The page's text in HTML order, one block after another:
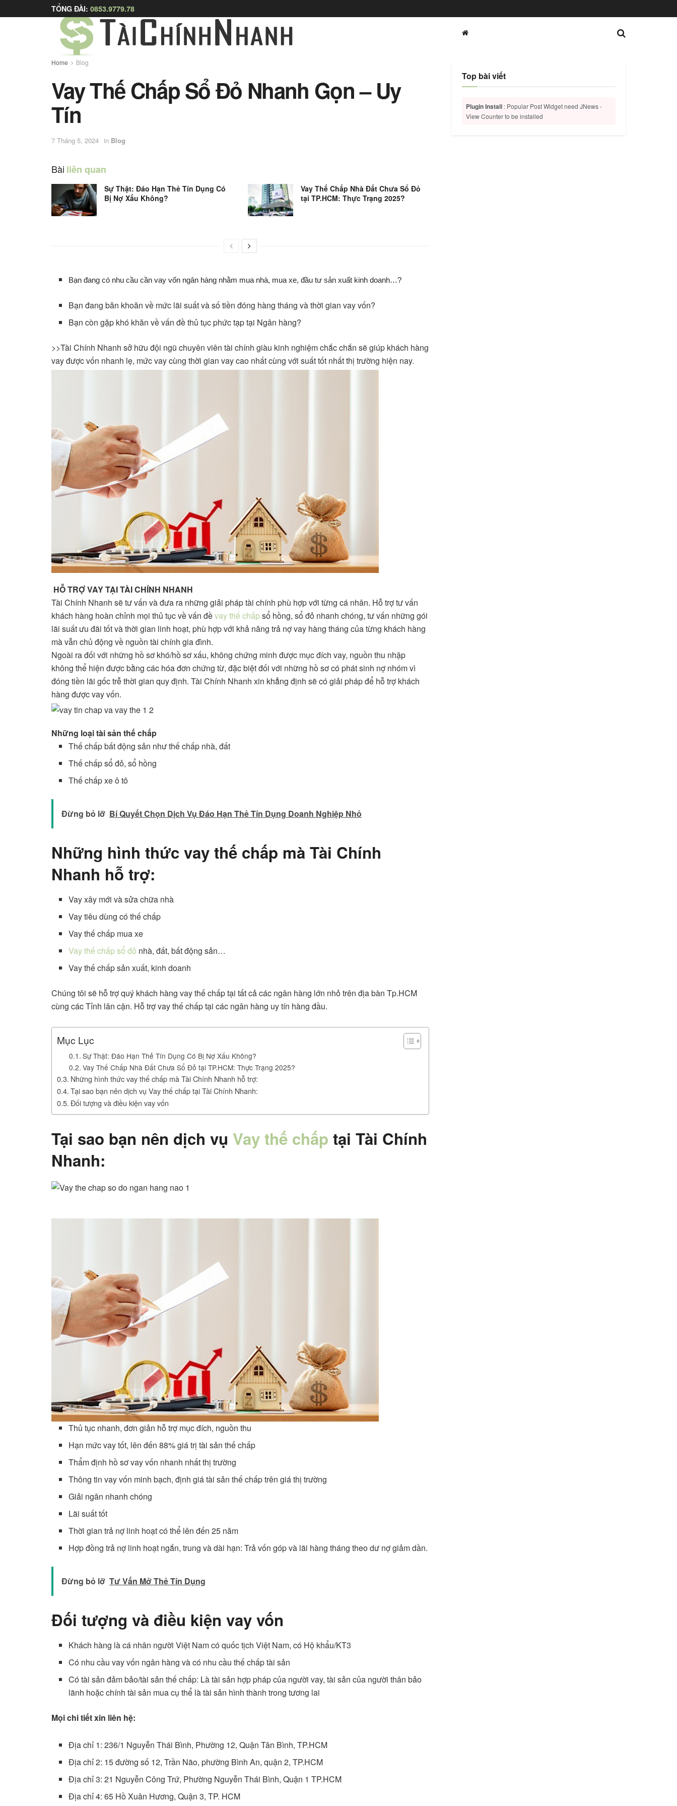
TỔNG ĐÀI: 0853.9779.78
Home Blog
Vay Thế Chấp Sổ Đỏ Nhanh Gọn – Uy
Tín
7 Tháng 5, 2024 in Blog
Bài liên quan
Sự Thật: Đáo Hạn Thẻ Tín Dụng Có
Bị Nợ Xấu Không?
Vay Thế Chấp Nhà Đất Chưa Sổ Đỏ
tại TP.HCM: Thực Trạng 2025?
Bạn đang có nhu cầu cần vay vốn ngân hàng nhằm mua nhà, mua xe, đầu tư sản xuất kinh doanh…?
Bạn đang băn khoăn về mức lãi suất và số tiền đóng hàng tháng và thời gian vay vốn?
Bạn còn gặp khó khăn về vấn đề thủ tục phức tạp tại Ngân hàng?
>>Tài Chính Nhanh sở hữu đội ngũ chuyên viên tài chính giàu kinh nghiệm chắc chắn sẽ giúp khách hàng
vay được vốn nhanh lẹ, mức vay cùng thời gian vay cao nhất cùng với suất tốt nhất thị trường hiện nay.
HỖ TRỢ VAYTẠI TÀI CHÍNH NHANH
Tài Chính Nhanh sẽ tư vấn và đưa ra những giải pháp tài chính phù hợp với từng cá nhân. Hỗ trợ tư vấn
khách hàng hoàn chỉnh mọi thủ tục về vấn đềvay thế chấpsổ hồng, sổ đỏ nhanh chóng, tư vấn những gói
lãi suất ưu đãi tốt và thời gian linh hoạt, phù hợp với khả năng trả nợ vay hàng tháng của từng khách hàng
mà vẫn chủ động về nguồn tài chính gia đình.
Ngoài ra đối với những hồ sơ khó/hồ sơ xấu, không chứng minh được mục đích vay, nguồn thu nhập
không thể hiện được bằng các hóa đơn chứng từ, đặc biệt đối với những hồ sơ có phát sinh nợ nhóm vì
đóng tiền lãi gốc trễ thời gian quy định. Tài Chính Nhanh xin khẳng định sẽ có giải pháp để hỗ trợ khách
hàng được vay vốn.
Những loại tài sản thế chấp
Thế chấp bất động sản như thế chấp nhà, đất
Thế chấp sổ đỏ, sổ hồng
Thế chấp xe ô tô
Đừng bỏ lỡ Bí Quyết Chọn Dịch Vụ Đáo Hạn Thẻ Tín Dụng Doanh Nghiệp Nhỏ
Những hình thức vay thế chấp mà Tài Chính
Nhanh hỗ trợ:
Vay xây mới và sửa chữa nhà
Vay tiêu dùng có thế chấp
Vay thế chấp mua xe
Vay thế chấp sổ đỏ nhà, đất, bất động sản…
Vay thế chấp sản xuất, kinh doanh
Chúng tôi sẽ hỗ trợ quý khách hàng vay thế chấp tại tất cả các ngân hàng lớn nhỏ trên địa bàn Tp.HCM
cùng các Tỉnh lân cận. Hỗ trợ vay thế chấp tại các ngân hàng uy tín hàng đầu.
Mục Lục
Sự Thật: Đáo Hạn Thẻ Tín Dụng Có Bị Nợ Xấu Không?
Vay Thế Chấp Nhà Đất Chưa Sổ Đỏ tại TP.HCM: Thực Trạng 2025?
Những hình thức vay thế chấp mà Tài Chính Nhanh hỗ trợ:
Tại sao bạn nên dịch vụ Vay thế chấp tại Tài Chính Nhanh:
Đối tượng và điều kiện vay vốn
Tại sao bạn nên dịch vụ Vay thế chấp tại Tài Chính
Nhanh:
Thủ tục nhanh, đơn giản hỗ trợ mục đích, nguồn thu
Hạn mức vay tốt, lên đến 88% giá trị tài sản thế chấp
Thẩm định hồ sơ vay vốn nhanh nhất thị trường
Thông tin vay vốn minh bạch, định giá tài sản thế chấp trên giá thị trường
Giải ngân nhanh chóng
Lãi suất tốt
Thời gian trả nợ linh hoạt có thể lên đến 25 năm
Hợp đồng trả nợ linh hoạt ngắn, trung và dài hạn: Trả vốn góp và lãi hàng tháng theo dư nợ giảm dần.
Đừng bỏ lỡ Tư Vấn Mở Thẻ Tín Dụng
Đối tượng và điều kiện vay vốn
Khách hàng là cá nhân người Việt Nam có quốc tịch Việt Nam, có Hộ khẩu/KT3
Có nhu cầu vay vốn ngân hàng và có nhu cầu thế chấp tài sản
Có tài sản đảm bảo/tài sản thế chấp: Là tài sản hợp pháp của người vay, tài sản của người thân bảo
lãnh hoặc chính tài sản mua cụ thể là tài sản hình thành trong tương lai
Mọi chi tiết xin liên hệ:
Địa chỉ 1: 236/1 Nguyễn Thái Bình, Phường 12, Quận Tân Bình, TP.HCM
Địa chỉ 2: 15 đường số 12, Trần Não, phường Bình An, quận 2, TP.HCM
Địa chỉ 3: 21 Nguyễn Công Trứ, Phường Nguyễn Thái Bình, Quận 1 TP.HCM
Địa chỉ 4: 65 Hồ Xuân Hương, Quận 3, TP. HCM
Top bài viết
Plugin Install : Popular Post Widget need JNews -
View Counter to be installed